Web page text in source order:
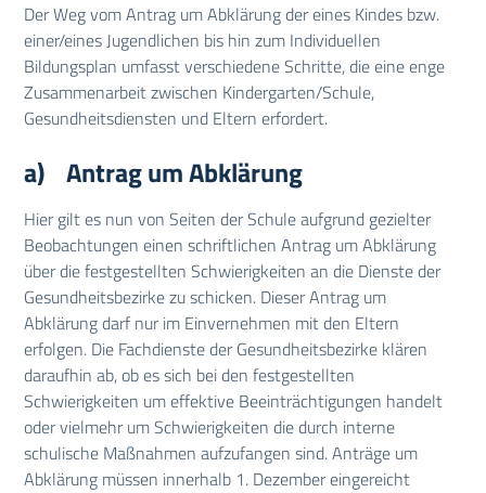
Der Weg vom Antrag um Abklärung der eines Kindes bzw.
einer/eines Jugendlichen bis hin zum Individuellen
Bildungsplan umfasst verschiedene Schritte, die eine enge
Zusammenarbeit zwischen Kindergarten/Schule,
Gesundheitsdiensten und Eltern erfordert.
a) Antrag um Abklärung
Hier gilt es nun von Seiten der Schule aufgrund gezielter
Beobachtungen einen schriftlichen Antrag um Abklärung
über die festgestellten Schwierigkeiten an die Dienste der
Gesundheitsbezirke zu schicken. Dieser Antrag um
Abklärung darf nur im Einvernehmen mit den Eltern
erfolgen. Die Fachdienste der Gesundheitsbezirke klären
daraufhin ab, ob es sich bei den festgestellten
Schwierigkeiten um effektive Beeinträchtigungen handelt
oder vielmehr um Schwierigkeiten die durch interne
schulische Maßnahmen aufzufangen sind. Anträge um
Abklärung müssen innerhalb 1. Dezember eingereicht